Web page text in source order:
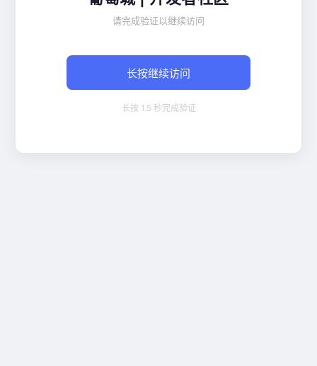
请完成验证以继续访问
长按继续访问
长按 1.5 秒完成验证